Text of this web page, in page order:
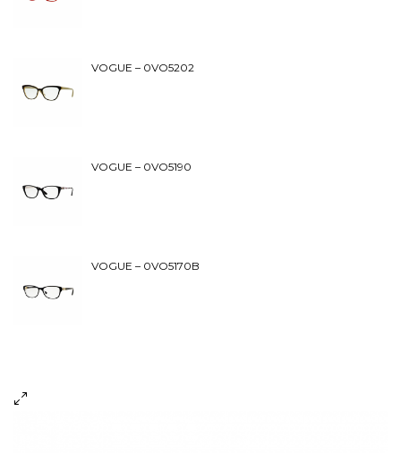
VOGUE – 0VO5202
VOGUE – 0VO5190
VOGUE – 0VO5170B